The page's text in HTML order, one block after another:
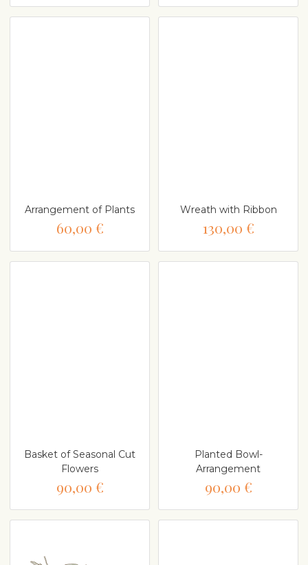
Arrangement of Plants
60,00 €
Wreath with Ribbon
130,00 €
Basket of Seasonal Cut
Flowers
90,00 €
Planted Bowl-
Arrangement
90,00 €